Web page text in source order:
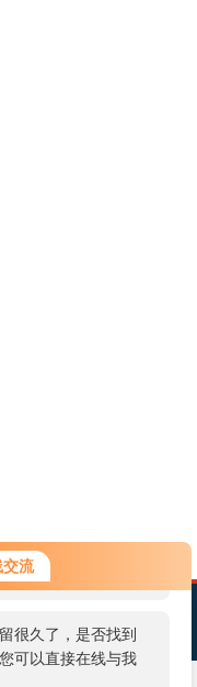
交流
咨询，很高兴为您
咨询什么问题呢？
很久了，是否找到
可以直接在线与我